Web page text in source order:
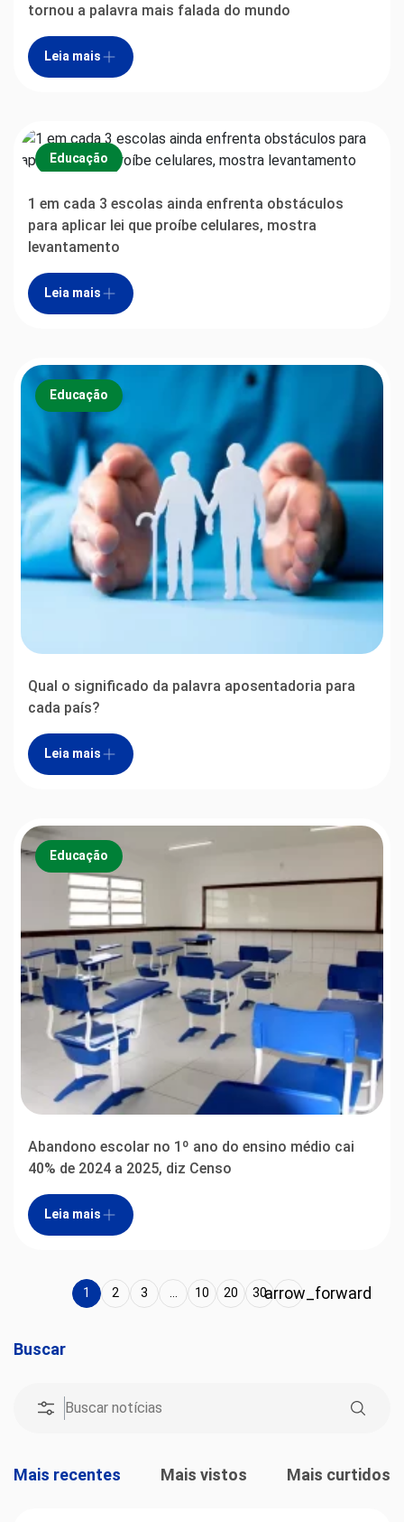
tornou a palavra mais falada do mundo
Leia mais
Educação
1 em cada 3 escolas ainda enfrenta obstáculos
para aplicar lei que proíbe celulares, mostra
levantamento
Leia mais
Educação
Qual o significado da palavra aposentadoria para
cada país?
Leia mais
Educação
Abandono escolar no 1º ano do ensino médio cai
40% de 2024 a 2025, diz Censo
Leia mais
1 2 3 ... 10 20 30 ...
arrow_forward
Buscar
Mais recentes Mais vistos Mais curtidos